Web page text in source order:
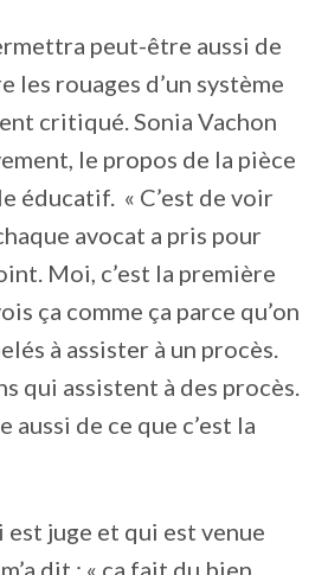
peut-être aussi de
les rouages d’un système
critiqué. Sonia Vachon
le propos de la pièce
éducatif. « C’est de voir
avocat a pris pour
Moi, c’est la première
ça comme ça parce qu’on
à assister à un procès.
qui assistent à des procès.
aussi de ce que c’est la
est juge et qui est venue
dit : « ça fait du bien